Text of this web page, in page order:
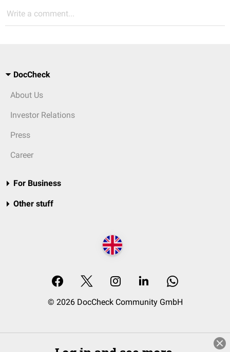
Write a comment...
DocCheck
About Us
Investor Relations
Press
Career
For Business
Other stuff
© 2026 DocCheck Community GmbH